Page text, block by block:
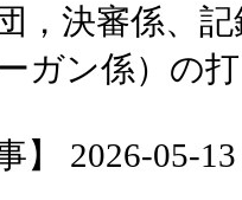
，決審係、
ガン係）の
】 2026-05-